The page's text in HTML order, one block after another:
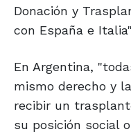
Donación y
con España e
En Argentina,
mismo derecho y
recibir un
su posición social